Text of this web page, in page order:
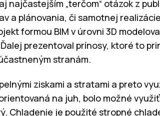
najčastejším „terčom“ otázok z
a plánovania, či samotnej
formou BIM v úrovni 3D
prezentoval prínosy, ktoré to
stranám.
ziskami a stratami a preto
na juh, bolo možné
Chladenie je použité stropné